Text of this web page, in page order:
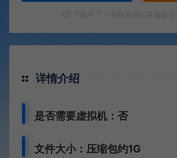
详情介绍
是否需要虚拟机：否
文件大小：压缩包约1G